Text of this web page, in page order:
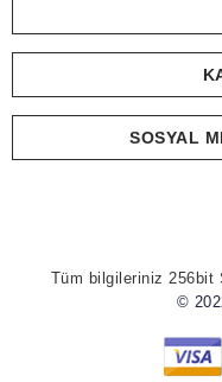
SOSYAL
Tüm bilgileriniz 256bit
©